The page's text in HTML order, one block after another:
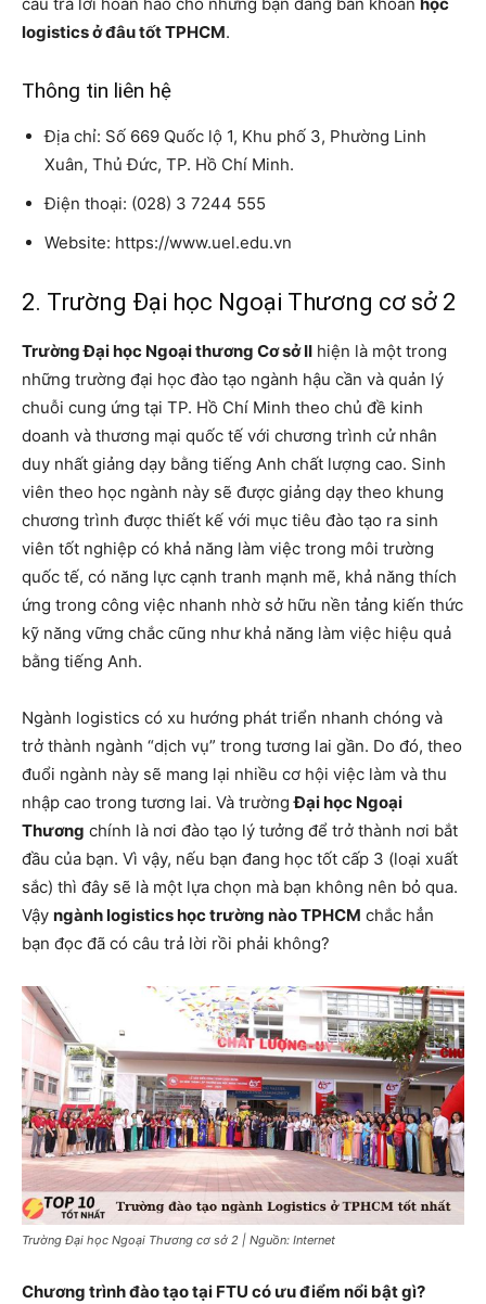
câu trả lời hoàn hảo cho những bạn đang băn khoăn học
logistics ở đâu tốt TPHCM.
Thông tin liên hệ
Địa chỉ: Số 669 Quốc lộ 1, Khu phố 3, Phường Linh
Xuân, Thủ Đức, TP. Hồ Chí Minh.
Điện thoại: (028) 3 7244 555
Website: https://www.uel.edu.vn
2. Trường Đại học Ngoại Thương cơ sở 2
Trường Đại học Ngoại thương Cơ sở II hiện là một trong
những trường đại học đào tạo ngành hậu cần và quản lý
chuỗi cung ứng tại TP. Hồ Chí Minh theo chủ đề kinh
doanh và thương mại quốc tế với chương trình cử nhân
duy nhất giảng dạy bằng tiếng Anh chất lượng cao. Sinh
viên theo học ngành này sẽ được giảng dạy theo khung
chương trình được thiết kế với mục tiêu đào tạo ra sinh
viên tốt nghiệp có khả năng làm việc trong môi trường
quốc tế, có năng lực cạnh tranh mạnh mẽ, khả năng thích
ứng trong công việc nhanh nhờ sở hữu nền tảng kiến ​​thức
kỹ năng vững chắc cũng như khả năng làm việc hiệu quả
bằng tiếng Anh.
Ngành logistics có xu hướng phát triển nhanh chóng và
trở thành ngành “dịch vụ” trong tương lai gần. Do đó, theo
đuổi ngành này sẽ mang lại nhiều cơ hội việc làm và thu
nhập cao trong tương lai. Và trườngĐại học Ngoại
Thương chính là nơi đào tạo lý tưởng để trở thành nơi bắt
đầu của bạn. Vì vậy, nếu bạn đang học tốt cấp 3 (loại xuất
sắc) thì đây sẽ là một lựa chọn mà bạn không nên bỏ qua.
Vậy ngành logistics học trường nào TPHCM chắc hẳn
bạn đọc đã có câu trả lời rồi phải không?
Trường Đại học Ngoại Thương cơ sở 2 | Nguồn: Internet
Chương trình đào tạo tại FTU có ưu điểm nổi bật gì?